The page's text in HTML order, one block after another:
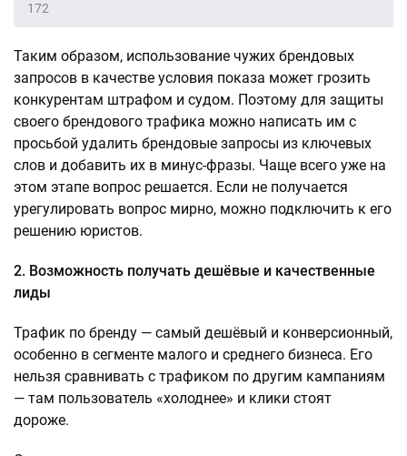
172
Таким образом, использование чужих брендовых
запросов в качестве условия показа может грозить
конкурентам штрафом и судом. Поэтому для защиты
своего брендового трафика можно написать им с
просьбой удалить брендовые запросы из ключевых
слов и добавить их в минус-фразы. Чаще всего уже на
этом этапе вопрос решается. Если не получается
урегулировать вопрос мирно, можно подключить к его
решению юристов.
2. Возможность получать дешёвые и качественные
лиды
Трафик по бренду — самый дешёвый и конверсионный,
особенно в сегменте малого и среднего бизнеса. Его
нельзя сравнивать с трафиком по другим кампаниям
— там пользователь «холоднее» и клики стоят
дороже.